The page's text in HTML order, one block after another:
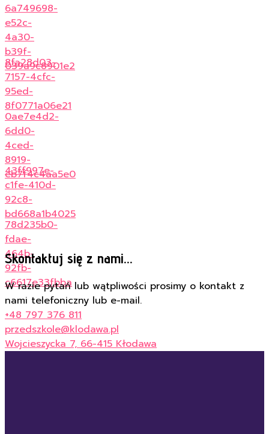
6a749698-
e52c-
4a30-
b39f-
039a9c8901e2
8fa28d03-
7157-4cfc-
95ed-
8f0771a06e21
0ae7e4d2-
6dd0-
4ced-
8919-
eb7f4c4aa5e0
43ff997e-
c1fe-410d-
92c8-
bd668a1b4025
78d235b0-
fdae-
464b-
92fb-
c6617e33fbba
Skontaktuj się z nami...
W razie pytań lub wątpliwości prosimy o kontakt z
nami telefoniczny lub e-mail.
+48 797 376 811
przedszkole@klodawa.pl
Wojcieszycka 7, 66-415 Kłodawa